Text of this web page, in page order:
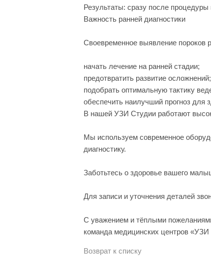
Результаты: сразу после
Важность ранней диагностики
Своевременное выявление пороков
начать лечение на ранней стадии;
предотвратить развитие осложнений;
подобрать оптимальную тактику
обеспечить наилучший прогноз для
В нашей УЗИ Студии работают
Мы используем современное
диагностику.
Заботьтесь о здоровье вашего
Для записи и уточнения деталей
С уважением и тёплыми
команда медицинских центров
Возврат к списку